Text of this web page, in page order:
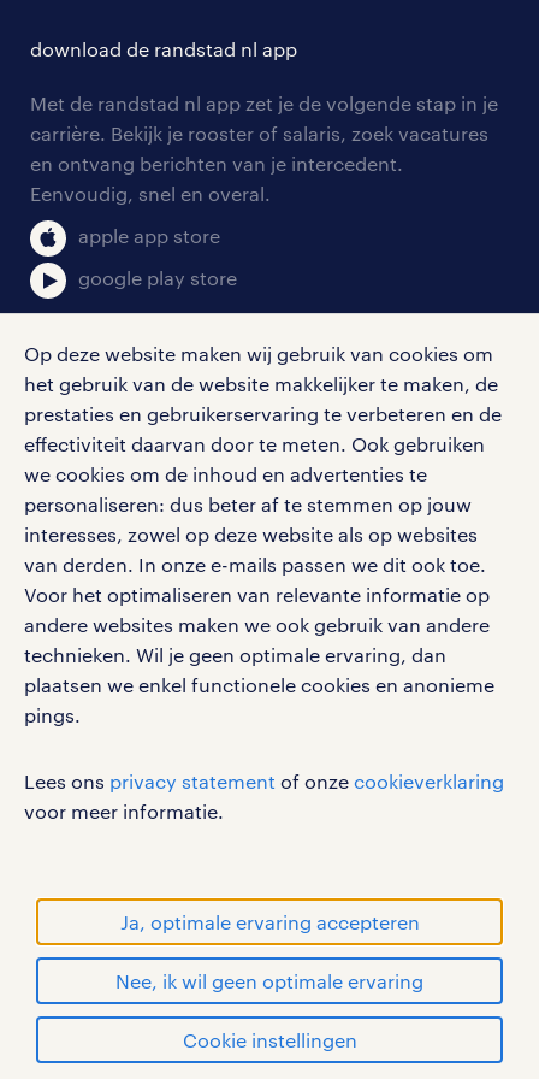
Op deze website maken wij gebruik van cookies om
het gebruik van de website makkelijker te maken, de
prestaties en gebruikerservaring te verbeteren en de
effectiviteit daarvan door te meten. Ook gebruiken
we cookies om de inhoud en advertenties te
personaliseren: dus beter af te stemmen op jouw
interesses, zowel op deze website als op websites
van derden. In onze e-mails passen we dit ook toe.
Voor het optimaliseren van relevante informatie op
andere websites maken we ook gebruik van andere
technieken. Wil je geen optimale ervaring, dan
plaatsen we enkel functionele cookies en anonieme
pings.
Lees ons privacy statement of onze cookieverklaring
voor meer informatie.
Ja, optimale ervaring accepteren
Nee, ik wil geen optimale ervaring
Cookie instellingen
tarieven
personeel gezocht
aanmelden nieuwsbrief
solliciteren
blogs en artikelen
salarischecker
bruto-netto calculator
onze vestigingen
pers
klachten en misstanden
download de randstad nl app
Met de randstad nl app zet je de volgende stap in je
carrière. Bekijk je rooster of salaris, zoek vacatures
en ontvang berichten van je intercedent.
Eenvoudig, snel en overal.
apple app store
google play store
social media
Volg ons voor de leukste content omtrent
vacatures, solliciteren en inspiratie.
werken bij randstad
gebruikersvoorwaarden
privacystatement
cookies
handelsmerken van Randstad N.V.
© Randstad 2026